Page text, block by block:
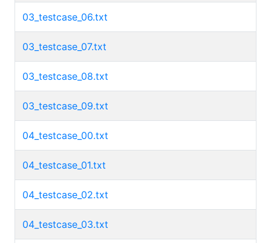
03_testcase_06.txt
03_testcase_07.txt
03_testcase_08.txt
03_testcase_09.txt
04_testcase_00.txt
04_testcase_01.txt
04_testcase_02.txt
04_testcase_03.txt